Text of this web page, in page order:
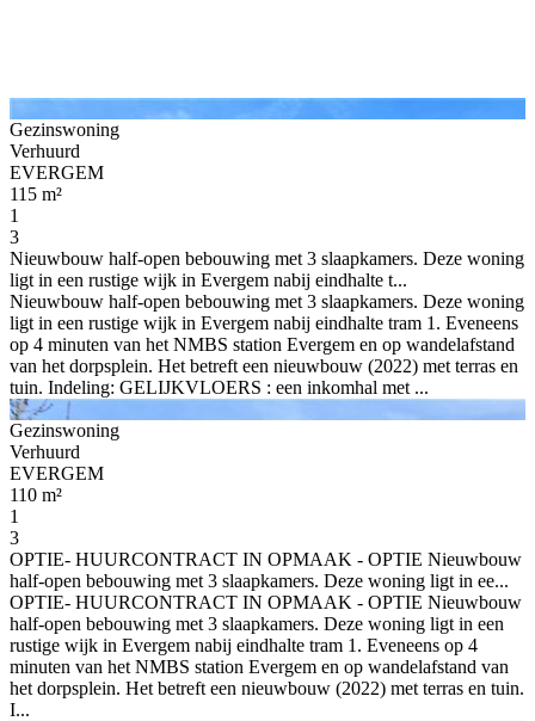
Gezinswoning
Verhuurd
EVERGEM
115 m²
1
3
Nieuwbouw half-open bebouwing met 3 slaapkamers. Deze woning
ligt in een rustige wijk in Evergem nabij eindhalte t...
Nieuwbouw half-open bebouwing met 3 slaapkamers. Deze woning
ligt in een rustige wijk in Evergem nabij eindhalte tram 1. Eveneens
op 4 minuten van het NMBS station Evergem en op wandelafstand
van het dorpsplein. Het betreft een nieuwbouw (2022) met terras en
tuin. Indeling: GELIJKVLOERS : een inkomhal met ...
Gezinswoning
Verhuurd
EVERGEM
110 m²
1
3
OPTIE- HUURCONTRACT IN OPMAAK - OPTIE Nieuwbouw
half-open bebouwing met 3 slaapkamers. Deze woning ligt in ee...
OPTIE- HUURCONTRACT IN OPMAAK - OPTIE Nieuwbouw
half-open bebouwing met 3 slaapkamers. Deze woning ligt in een
rustige wijk in Evergem nabij eindhalte tram 1. Eveneens op 4
minuten van het NMBS station Evergem en op wandelafstand van
het dorpsplein. Het betreft een nieuwbouw (2022) met terras en tuin.
I...